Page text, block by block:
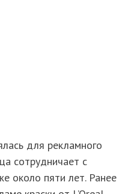
для рекламного
сотрудничает с
около пяти лет. Ранее